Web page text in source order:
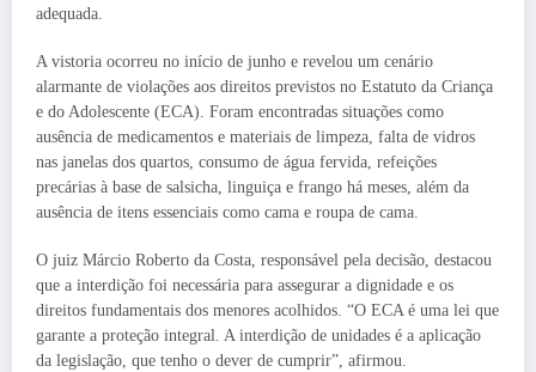
adequada.
A vistoria ocorreu no início de junho e revelou um cenário
alarmante de violações aos direitos previstos no Estatuto da Criança
e do Adolescente (ECA). Foram encontradas situações como
ausência de medicamentos e materiais de limpeza, falta de vidros
nas janelas dos quartos, consumo de água fervida, refeições
precárias à base de salsicha, linguiça e frango há meses, além da
ausência de itens essenciais como cama e roupa de cama.
O juiz Márcio Roberto da Costa, responsável pela decisão, destacou
que a interdição foi necessária para assegurar a dignidade e os
direitos fundamentais dos menores acolhidos. “O ECA é uma lei que
garante a proteção integral. A interdição de unidades é a aplicação
da legislação, que tenho o dever de cumprir”, afirmou.